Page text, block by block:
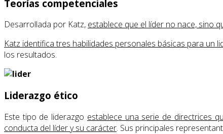
Teorías competenciales
Desarrollada por Katz, establece que el líder no nace, sino
Katz identifica tres habilidades personales básicas para un
los resultados.
Liderazgo ético
Este tipo de liderazgo establece una serie de directrices
conducta del líder y su carácter. Sus principales